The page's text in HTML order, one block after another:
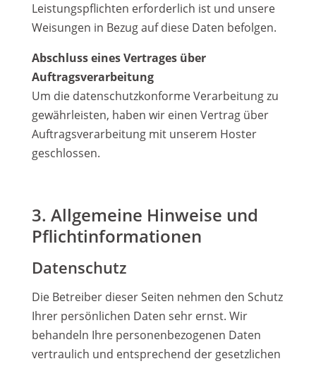
Leistungspflichten erforderlich ist und unsere
Weisungen in Bezug auf diese Daten befolgen.
Abschluss eines Vertrages über
Auftragsverarbeitung
Um die datenschutzkonforme Verarbeitung zu
gewährleisten, haben wir einen Vertrag über
Auftragsverarbeitung mit unserem Hoster
geschlossen.
3. Allgemeine Hinweise und
Pflichtinformationen
Datenschutz
Die Betreiber dieser Seiten nehmen den Schutz
Ihrer persönlichen Daten sehr ernst. Wir
behandeln Ihre personenbezogenen Daten
vertraulich und entsprechend der gesetzlichen